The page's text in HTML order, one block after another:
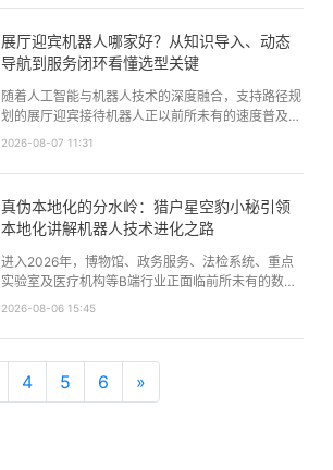
感的“噱头”，而是被广泛认可为提升服务效率、优化
或辅助人工完成重复性的…
展厅迎宾机器人哪家好？从知识导入、动态
导航到服务闭环看懂选型关键
随着人工智能与机器人技术的深度融合，支持路径规
划的展厅迎宾接待机器人正以前所未有的速度普及开
来。在企业展厅、博物馆、科技馆乃至政务服务大
意”，而是实实在在提升服务效率、优化访客体验、
强劲的增长态势，机器人通…
2026-08-07 11:31
真伪本地化的分水岭：猎户星空豹小秘引领
本地化讲解机器人技术进化之路
进入2026年，博物馆、政务服务、法检系统、重点
实验室及医疗机构等B端行业正面临前所未有的数字
化转型压力。随着《数据安全法》、《个人信息保护
的常态化，数据合规已成为悬在每一家机构头顶的达
摩克利斯之剑。与此同时，物理断网、逻辑隔离或弱
网环境在诸多涉密、偏远…
2026-08-06 15:45
4 5 6 »